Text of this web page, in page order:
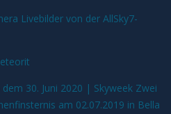
Livebilder von der AllSky7-
30. Juni 2020 | Skyweek Zwei
am 02.07.2019 in Bella